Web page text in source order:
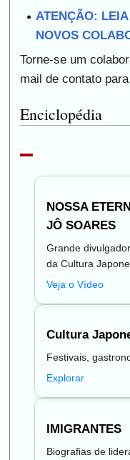
ATENÇÃO:
NOVOS
Torne-se um
mail de contato
Enciclopédia
NOSSA
JÔ SOARES
Grande
da Cultura
Veja o Vídeo
Cultura
Festivais,
Explorar
IMIGRANTES
Biografias de